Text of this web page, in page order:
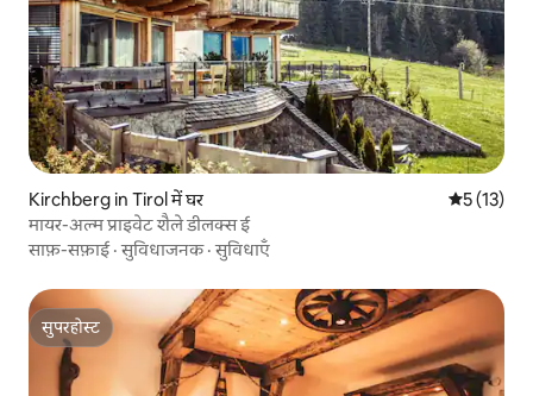
Kirchberg in Tirol में घर औसत रेटिंग
5 (13)
मायर-अल्म प्राइवेट शैले डीलक्स ई
साफ़-सफ़ाई·सुविधाजनक·सुविधाएँ
सुपरहोस्ट
सुपरहोस्ट